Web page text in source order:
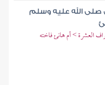
صلى الله عليه وسلم
العشرة > أم هانئ فاخته